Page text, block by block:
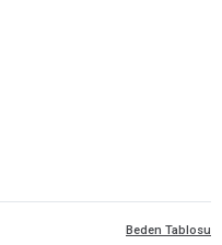
Beden Tablosu